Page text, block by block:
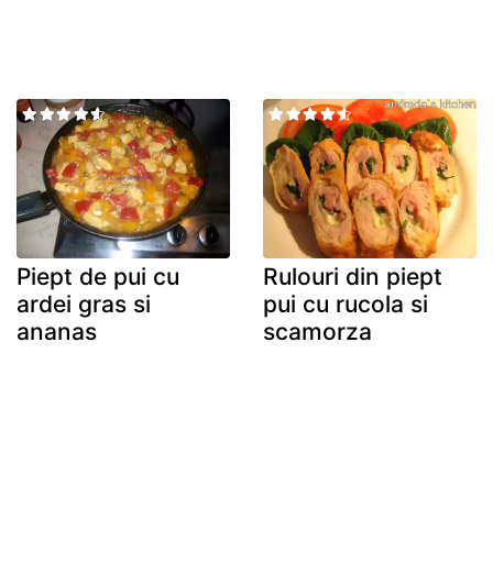
Piept de pui cu
ardei gras si
ananas
Rulouri din piept
pui cu rucola si
scamorza